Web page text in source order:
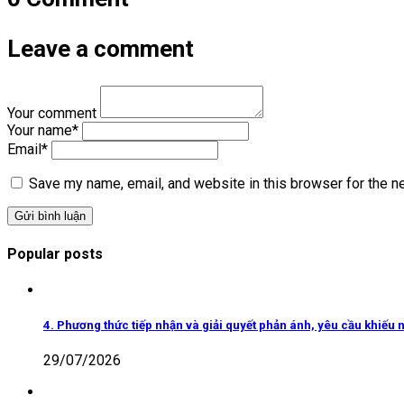
Leave a comment
Your comment
Your name*
Email *
Save my name, email, and website in this browser for the
Popular posts
4. Phương thức tiếp nhận và giải quyết phản ánh, yêu cầu khiếu
29/07/2026